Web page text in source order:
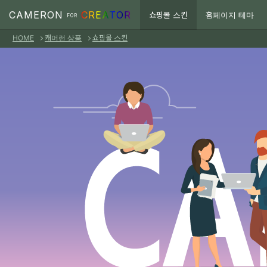
본문으로 바로가기
CAMERON FOR CREATOR 쇼핑몰 스킨 홈페이지 테마
HOME 캐머런 상품 쇼핑몰 스킨